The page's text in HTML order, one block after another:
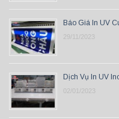
Báo Giá In UV
29/11/2023
Dịch Vụ In UV
02/01/2023